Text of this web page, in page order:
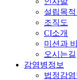
설립목
조직도
CI소개
미션과
오시는길
감염병정보
법정감염